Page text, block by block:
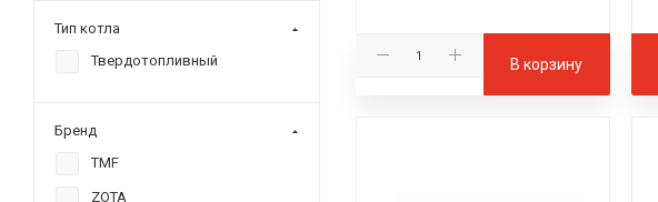
В корзину
Тип котла
Твердотопливный
Бренд
TMF
ZOTA